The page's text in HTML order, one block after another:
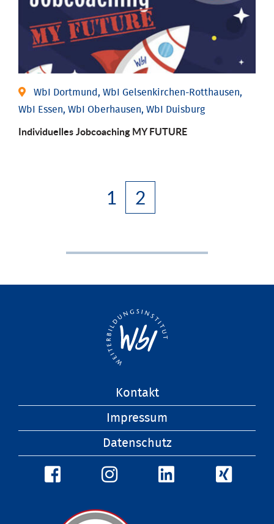
WbI Dortmund, WbI Gelsenkirchen-Rotthausen,
WbI Essen, WbI Oberhausen, WbI Duisburg
Individuelles Jobcoaching MY FUTURE
1 2
Kontakt
Impressum
Datenschutz